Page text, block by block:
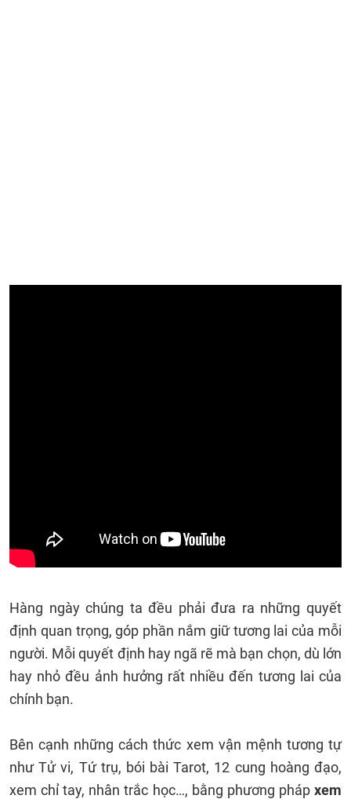
Hàng ngày chúng ta đều phải đưa ra những quyết
định quan trọng, góp phần nắm giữ tương lai của mỗi
người. Mỗi quyết định hay ngã rẽ mà bạn chọn, dù lớn
hay nhỏ đều ảnh hưởng rất nhiều đến tương lai của
chính bạn.
Bên cạnh những cách thức xem vận mệnh tương tự
như Tử vi, Tứ trụ, bói bài Tarot, 12 cung hoàng đạo,
xem chỉ tay, nhân trắc học…, bằng phương pháp xem